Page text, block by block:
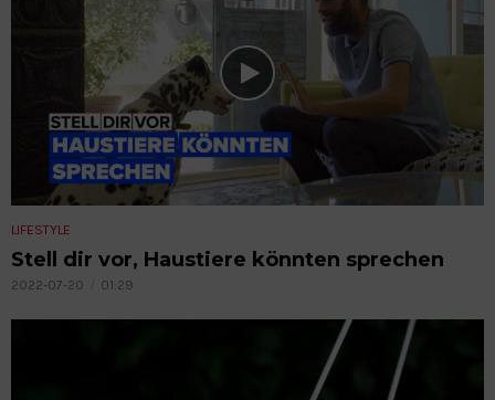
LIFESTYLE
Stell dir vor, Haustiere könnten sprechen
2022-07-20 01:29